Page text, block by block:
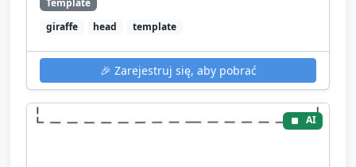
Template
giraffe
head template
🎉 Zarejestruj się, aby pobrać
AI